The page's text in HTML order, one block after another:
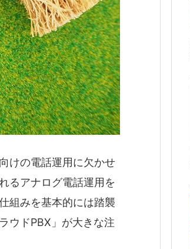
けの電話運用に欠かせ
るアナログ電話運用を
組みを基本的には踏襲
ウドPBX」が大きな注